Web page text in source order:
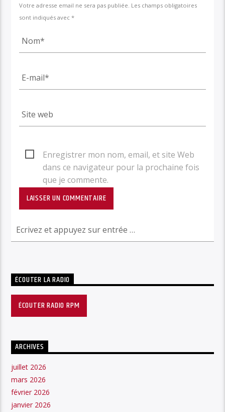
Votre adresse email ne sera pas publiée. Les champs obligatoires
sont indiqués avec *
Enregistrer mon nom, email, et site Web
dans ce navigateur pour la prochaine fois
que je commente.
ÉCOUTER LA RADIO
ÉCOUTER RADIO RPM
ARCHIVES
juillet 2026
mars 2026
février 2026
janvier 2026